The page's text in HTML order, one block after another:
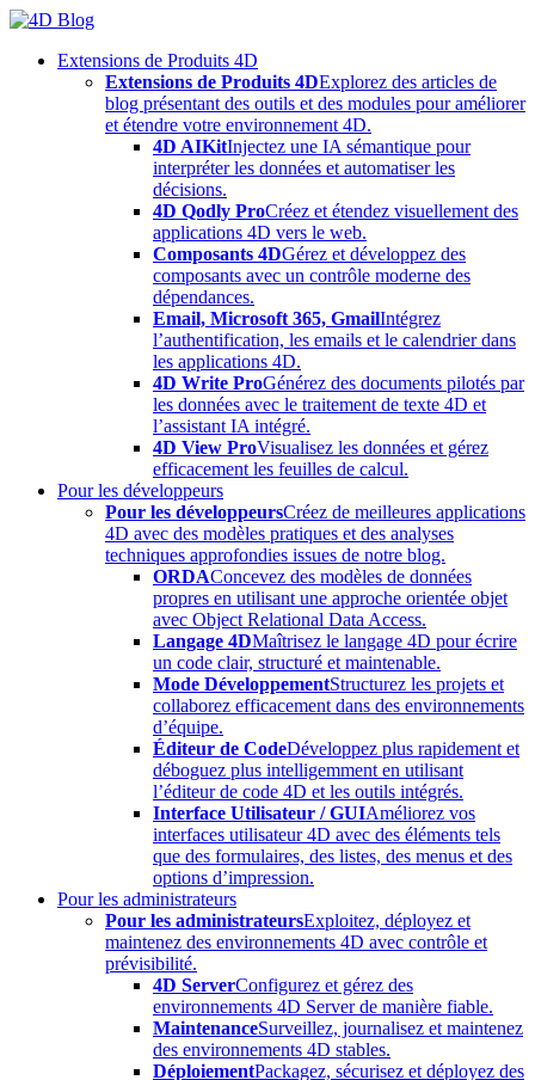
Skip
contentExtensions de Produits 4D
Extensions de Produits 4DExplorez des articles de
blog présentant des outils et des modules pour améliorer
et étendre votre environnement 4D.
4D AIKitInjectez une IA sémantique pour
interpréter les données et automatiser les
décisions.
4D Qodly ProCréez et étendez visuellement des
applications 4D vers le web.
Composants 4DGérez et développez des
composants avec un contrôle moderne des
dépendances.
Email, Microsoft 365, GmailIntégrez
l’authentification, les emails et le calendrier dans
les applications 4D.
4D Write ProGénérez des documents pilotés par
les données avec le traitement de texte 4D et
l’assistant IA intégré.
4D View ProVisualisez les données et gérez
efficacement les feuilles de calcul.
Pour les développeurs
Pour les développeursCréez de meilleures applications
4D avec des modèles pratiques et des analyses
techniques approfondies issues de notre blog.
ORDAConcevez des modèles de données
propres en utilisant une approche orientée objet
avec Object Relational Data Access.
Langage 4DMaîtrisez le langage 4D pour écrire
un code clair, structuré et maintenable.
Mode DéveloppementStructurez les projets et
collaborez efficacement dans des environnements
d’équipe.
Éditeur de CodeDéveloppez plus rapidement et
déboguez plus intelligemment en utilisant
l’éditeur de code 4D et les outils intégrés.
Interface Utilisateur / GUIAméliorez vos
interfaces utilisateur 4D avec des éléments tels
que des formulaires, des listes, des menus et des
options d’impression.
Pour les administrateurs
Pour les administrateursExploitez, déployez et
maintenez des environnements 4D avec contrôle et
prévisibilité.
4D ServerConfigurez et gérez des
environnements 4D Server de manière fiable.
MaintenanceSurveillez, journalisez et maintenez
des environnements 4D stables.
DéploiementPackagez, sécurisez et déployez des